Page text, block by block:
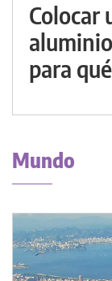
Colocar
para
Mundo